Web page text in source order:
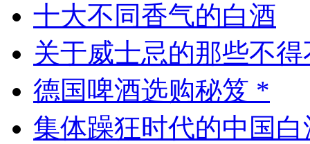
十大不同香气的白酒
关于威士忌的那些不
德国啤酒选购秘笈 *
集体躁狂时代的中国白